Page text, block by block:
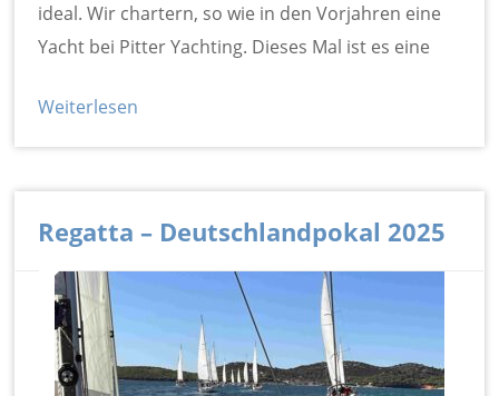
ideal. Wir chartern, so wie in den Vorjahren eine
Yacht bei Pitter Yachting. Dieses Mal ist es eine
Weiterlesen
Regatta – Deutschlandpokal 2025